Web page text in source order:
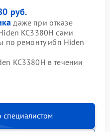
руб.
даже при отказе
KC3380H сами
по ремонту ибп Hiden
KC3380H в течении
специалистом